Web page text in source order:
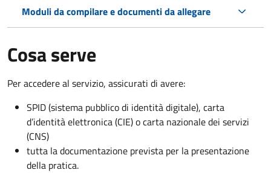
Moduli da compilare e documenti da allegare
Cosa serve
Per accedere al servizio, assicurati di avere:
SPID (sistema pubblico di identità digitale), carta
d’identità elettronica (CIE) o carta nazionale dei servizi
(CNS)
tutta la documentazione prevista per la presentazione
della pratica.